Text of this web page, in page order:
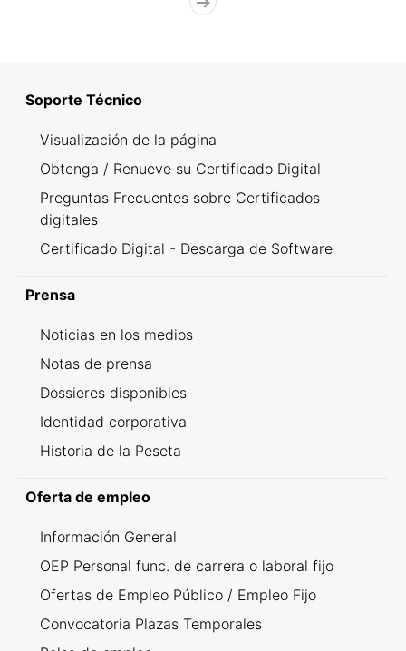
Soporte Técnico
Visualización de la página
Obtenga / Renueve su Certificado Digital
Preguntas Frecuentes sobre Certificados
digitales
Certificado Digital - Descarga de Software
Prensa
Noticias en los medios
Notas de prensa
Dossieres disponibles
Identidad corporativa
Historia de la Peseta
Oferta de empleo
Información General
OEP Personal func. de carrera o laboral fijo
Ofertas de Empleo Público / Empleo Fijo
Convocatoria Plazas Temporales